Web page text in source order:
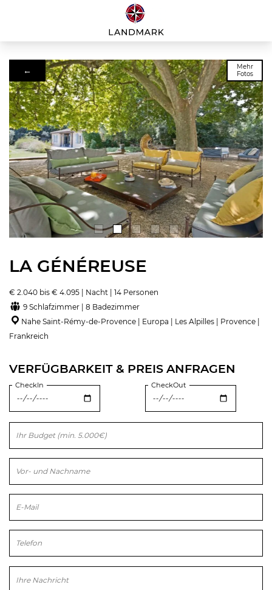
←
Mehr
Fotos
LA GÉNÉREUSE
€ 2.040 bis € 4.095 | Nacht | 14 Personen
9 Schlafzimmer | 8 Badezimmer
Nahe Saint-Rémy-de-Provence | Europa | Les Alpilles | Provence |
Frankreich
VERFÜGBARKEIT & PREIS ANFRAGEN
CheckIn CheckOut
Bitte lasse dieses Feld leer.
Bitte lasse dieses Feld leer.